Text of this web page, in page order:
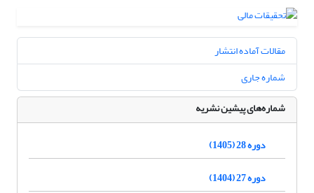
مقالات آماده انتشار
شماره جاری
شماره‌های پیشین نشریه
دوره 28 (1405)
دوره 27 (1404)